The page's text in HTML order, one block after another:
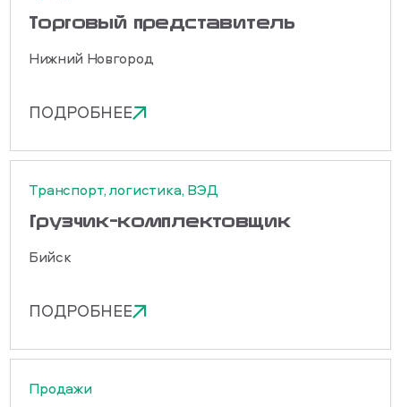
Торговый представитель
Нижний Новгород
ПОДРОБНЕЕ
Транспорт, логистика, ВЭД
Грузчик-комплектовщик
Бийск
ПОДРОБНЕЕ
Продажи